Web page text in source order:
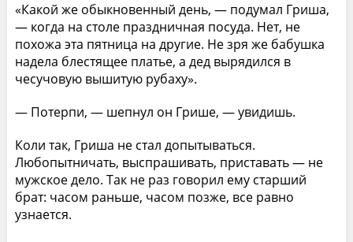
«Какой же обыкновенный день, — подумал Гриша,
— когда на столе праздничная посуда. Нет, не
похожа эта пятница на другие. Не зря же бабушка
надела блестящее платье, а дед вырядился в
чесучовую вышитую рубаху».
— Потерпи, — шепнул он Грише, — увидишь.
Коли так, Гриша не стал допытываться.
Любопытничать, выспрашивать, приставать — не
мужское дело. Так не раз говорил ему старший
брат: часом раньше, часом позже, все равно
узнается.